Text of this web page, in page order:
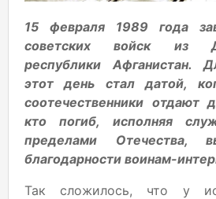
15 февраля 1989 года
советских войск из
республики Афганистан.
этот день стал датой,
соотечественники отдают
кто погиб, исполняя
пределами Отечества,
благодарности воинам-
Так сложилось, что у